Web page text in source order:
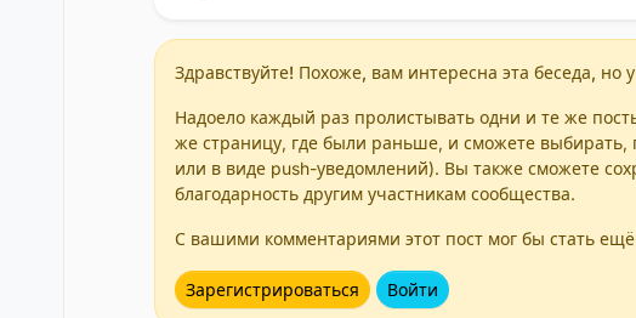
Здравствуйте! Похоже, вам интересна эта беседа, но
Надоело каждый раз пролистывать одни и те же
же страницу, где были раньше, и сможете выбирать,
или в виде push-уведомлений). Вы также сможете
благодарность другим участникам сообщества.
С вашими комментариями этот пост мог бы стать
Зарегистрироваться Войти